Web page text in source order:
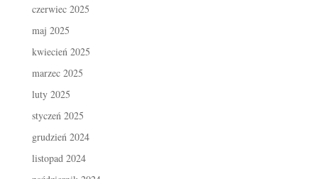
czerwiec 2025
maj 2025
kwiecień 2025
marzec 2025
luty 2025
styczeń 2025
grudzień 2024
listopad 2024